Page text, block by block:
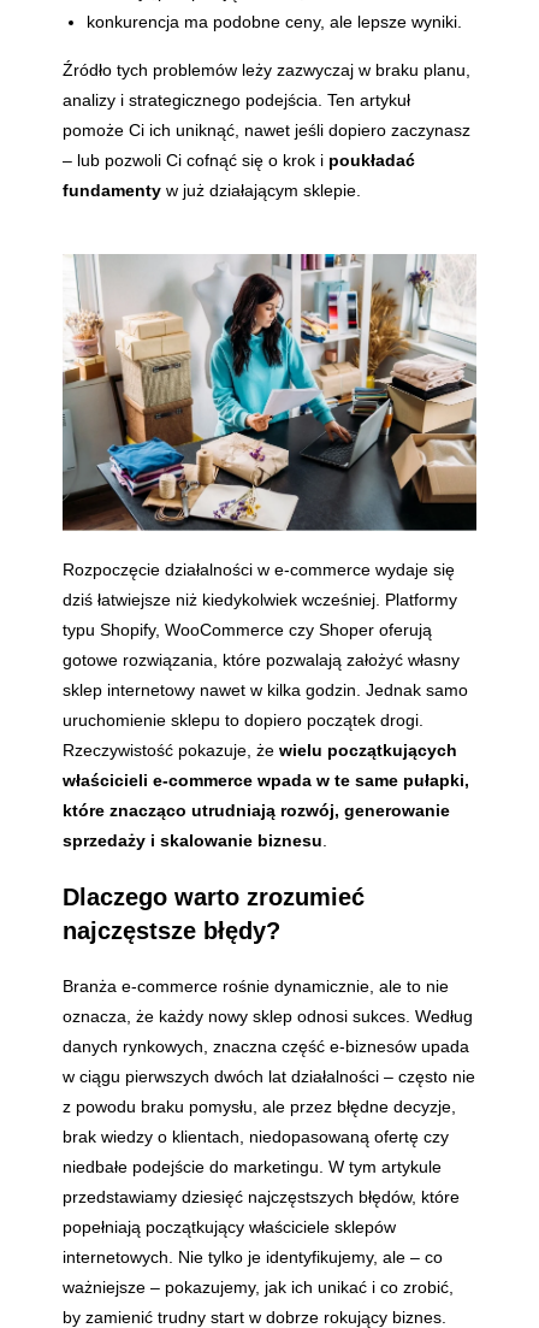
konkurencja ma podobne ceny, ale lepsze wyniki.
Źródło tych problemów leży zazwyczaj w braku planu,
analizy i strategicznego podejścia. Ten artykuł
pomoże Ci ich uniknąć, nawet jeśli dopiero zaczynasz
– lub pozwoli Ci cofnąć się o krok i poukładać
fundamenty w już działającym sklepie.
Rozpoczęcie działalności w e-commerce wydaje się
dziś łatwiejsze niż kiedykolwiek wcześniej. Platformy
typu Shopify, WooCommerce czy Shoper oferują
gotowe rozwiązania, które pozwalają założyć własny
sklep internetowy nawet w kilka godzin. Jednak samo
uruchomienie sklepu to dopiero początek drogi.
Rzeczywistość pokazuje, żewielu początkujących
właścicieli e-commerce wpada w te same pułapki,
które znacząco utrudniają rozwój, generowanie
sprzedaży i skalowanie biznesu
Dlaczego warto zrozumieć
najczęstsze błędy?
Branża e-commerce rośnie dynamicznie, ale to nie
oznacza, że każdy nowy sklep odnosi sukces. Według
danych rynkowych, znaczna część e-biznesów upada
w ciągu pierwszych dwóch lat działalności – często nie
z powodu braku pomysłu, ale przez błędne decyzje,
brak wiedzy o klientach, niedopasowaną ofertę czy
niedbałe podejście do marketingu. W tym artykule
przedstawiamy dziesięć najczęstszych błędów, które
popełniają początkujący właściciele sklepów
internetowych. Nie tylko je identyfikujemy, ale – co
ważniejsze – pokazujemy, jak ich unikać i co zrobić,
by zamienić trudny start w dobrze rokujący biznes.